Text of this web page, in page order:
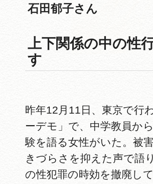
石田郁子さん
上下関係の中の性
す
昨年12月11日、東京で行
ーデモ」で、中学教員か
験を語る女性がいた。被
きづらさを抑えた声で語
の性犯罪の時効を撤廃し